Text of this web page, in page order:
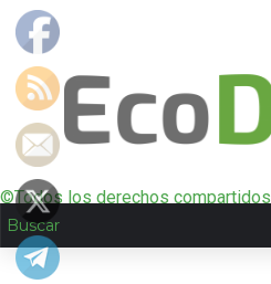
©Todos los derechos compartidos